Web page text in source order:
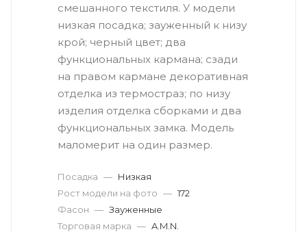
смешанного текстиля. У модели
низкая посадка; зауженный к низу
крой; черный цвет; два
функциональных кармана; сзади
на правом кармане декоративная
отделка из термостраз; по низу
изделия отделка сборками и два
функциональных замка. Модель
маломерит на один размер.
Посадка — Низкая
Рост модели на фото — 172
Фасон — Зауженные
Торговая марка — A.M.N.